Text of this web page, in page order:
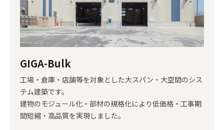
GIGA-Bulk
工場・倉庫・店舗等を対象とした大スパン・大空間のシス
テム建築です。
建物のモジュール化・部材の規格化により低価格・工事期
間短縮・高品質を実現しました。